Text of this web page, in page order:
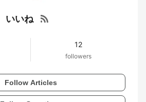
いいね rss_feed
12
followers
Follow Articles